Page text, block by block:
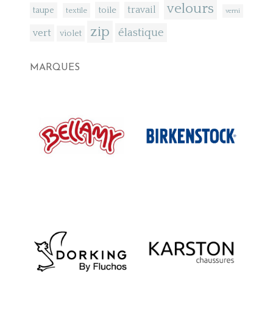
taupe textile toile travail velours verni
vert violet zip élastique
MARQUES